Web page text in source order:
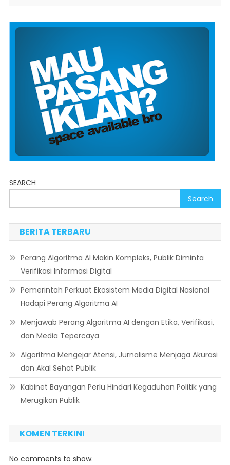
SEARCH
Search
BERITA TERBARU
Perang Algoritma AI Makin Kompleks, Publik Diminta
Verifikasi Informasi Digital
Pemerintah Perkuat Ekosistem Media Digital Nasional
Hadapi Perang Algoritma AI
Menjawab Perang Algoritma AI dengan Etika, Verifikasi,
dan Media Tepercaya
Algoritma Mengejar Atensi, Jurnalisme Menjaga Akurasi
dan Akal Sehat Publik
Kabinet Bayangan Perlu Hindari Kegaduhan Politik yang
Merugikan Publik
KOMEN TERKINI
No comments to show.